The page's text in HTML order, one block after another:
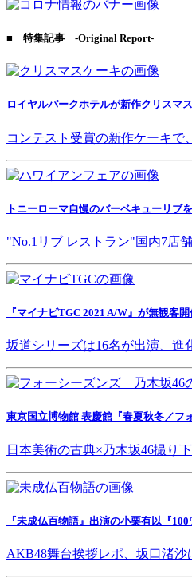
■ 特集記事 -Original Report-
ロイヤルパークホテルが新作クリスマ
コンテスト受賞の新作ケーキで
トニーローマ自慢のバーベキューリブ
"No.1リブ レストラン"国内7店
『マイナビTGC 2021 A/W』が無観客
坂道シリーズは16名が出演、
東京国立博物館 表慶館『春夏秋冬／フ
日本美術の古典×乃木坂46撮り
『未成仏百物語』出演の小栗有以『
AKB48舞台挨拶レポ、坂口渚沙